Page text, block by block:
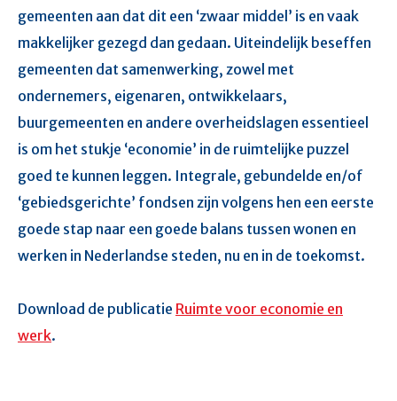
gemeenten aan dat dit een ‘zwaar middel’ is en vaak
makkelijker gezegd dan gedaan. Uiteindelijk beseffen
gemeenten dat samenwerking, zowel met
ondernemers, eigenaren, ontwikkelaars,
buurgemeenten en andere overheidslagen essentieel
is om het stukje ‘economie’ in de ruimtelijke puzzel
goed te kunnen leggen. Integrale, gebundelde en/of
‘gebiedsgerichte’ fondsen zijn volgens hen een eerste
goede stap naar een goede balans tussen wonen en
werken in Nederlandse steden, nu en in de toekomst.
Download de publicatie Ruimte voor economie en
werk.